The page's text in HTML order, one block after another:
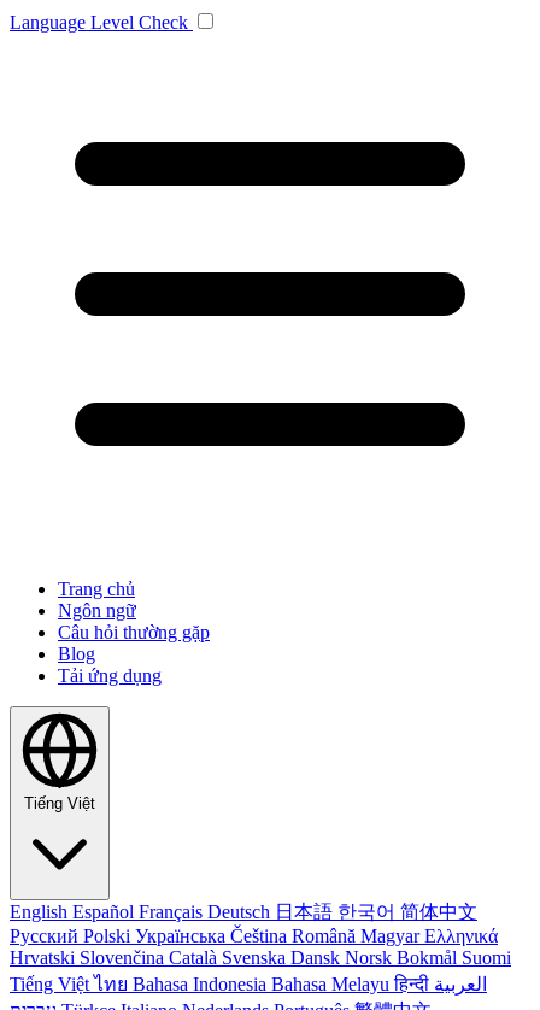
Language Level Check
Trang chủ
Ngôn ngữ
Câu hỏi thường gặp
Blog
Tải ứng dụng
Tiếng Việt
English Español Français Deutsch 日本語 한국어 简体中文
Русский Polski Українська Čeština Română MagyarΕλληνικά
Hrvatski Slovenčina Català Svenska Dansk Norsk Bokmål Suomi
Tiếng Việtไทย Bahasa Indonesia Bahasa Melayuहिन्दी العربية